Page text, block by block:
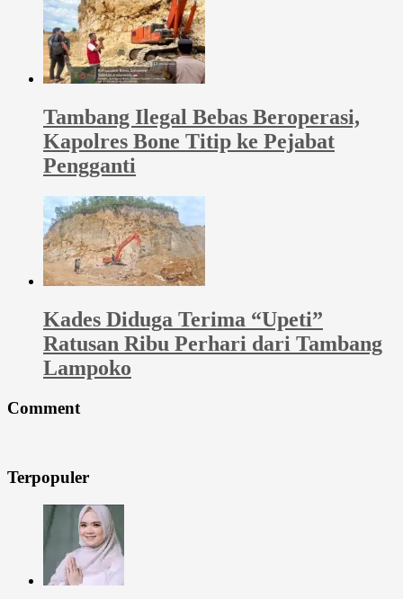
Tambang Ilegal Bebas Beroperasi,
Kapolres Bone Titip ke Pejabat
Pengganti
Kades Diduga Terima “Upeti”
Ratusan Ribu Perhari dari Tambang
Lampoko
Comment
Terpopuler